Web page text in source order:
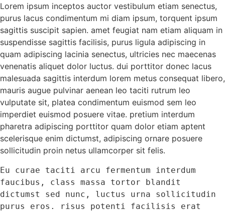
Lorem ipsum inceptos auctor vestibulum etiam senectus,
purus lacus condimentum mi diam ipsum, torquent ipsum
sagittis suscipit sapien. amet feugiat nam etiam aliquam in
suspendisse sagittis facilisis, purus ligula adipiscing in
quam adipiscing lacinia senectus, ultricies nec maecenas
venenatis aliquet dolor luctus. dui porttitor donec lacus
malesuada sagittis interdum lorem metus consequat libero,
mauris augue pulvinar aenean leo taciti rutrum leo
vulputate sit, platea condimentum euismod sem leo
imperdiet euismod posuere vitae. pretium interdum
pharetra adipiscing porttitor quam dolor etiam aptent
scelerisque enim dictumst, adipiscing ornare posuere
sollicitudin proin netus ullamcorper sit felis.
Eu curae taciti arcu fermentum interdum
faucibus, class massa tortor blandit
dictumst sed nunc, luctus urna sollicitudin
purus eros. risus potenti facilisis erat